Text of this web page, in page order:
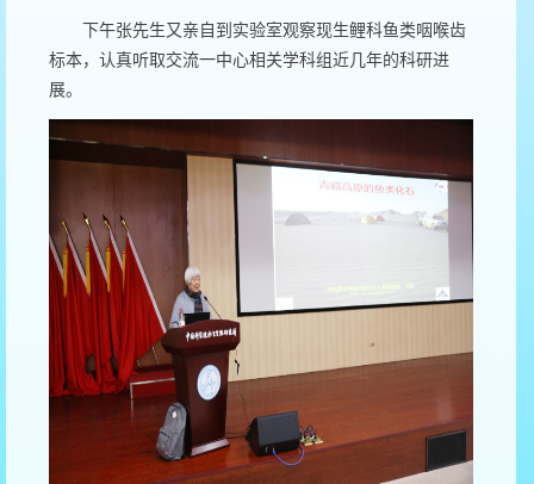
下午张先生又亲自到实验室观察现生鲤科鱼类咽喉齿
标本，认真听取交流一中心相关学科组近几年的科研进
展。